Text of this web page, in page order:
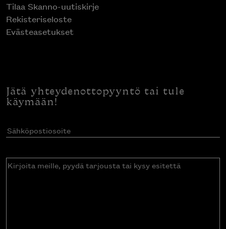
Tilaa Skanno-uutiskirje
Rekisteriseloste
Evästeasetukset
Jätä yhteydenottopyyntö tai tule
käymään!
Sähköpostiosoite(Pakollinen)
Kirjoita